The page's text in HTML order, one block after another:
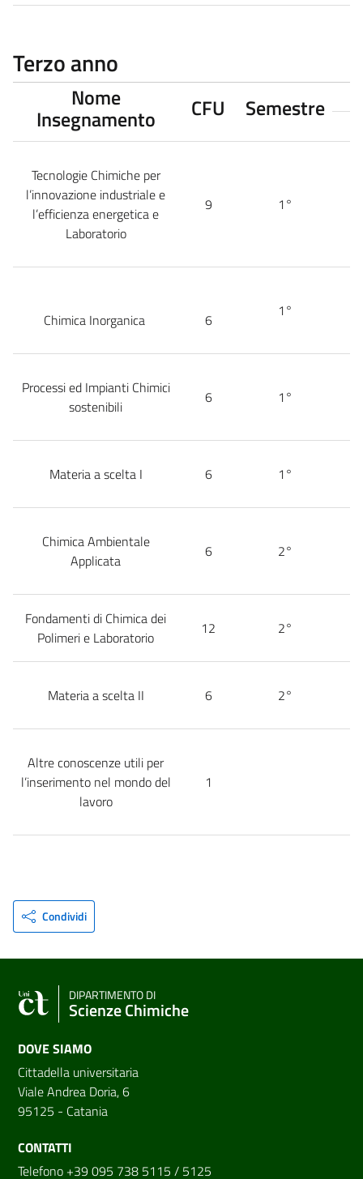
Terzo anno
Nome
Insegnamento CFU Semestre
Tecnologie Chimiche per
l’innovazione industriale e
l’efficienza energetica e
Laboratorio
9 1°
Chimica Inorganica 6 1°
Processi ed Impianti Chimici
sostenibili
6 1°
Materia a scelta I 6 1°
Chimica Ambientale
Applicata
6 2°
Fondamenti di Chimica dei
Polimeri e Laboratorio
12 2°
Materia a scelta II 6 2°
Altre conoscenze utili per
l’inserimento nel mondo del
lavoro
1
Condividi
DIPARTIMENTO DI
Scienze Chimiche
DOVE SIAMO
Cittadella universitaria
Viale Andrea Doria, 6
95125 - Catania
CONTATTI
Telefono +39 095 738 5115 / 5125